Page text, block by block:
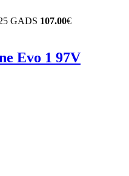
GADS 107.00€
Evo 1 97V